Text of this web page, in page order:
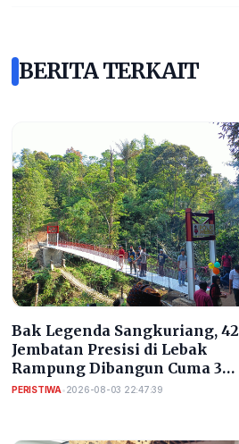
BERITA TERKAIT
Bak Legenda Sangkuriang, 42
Jembatan Presisi di Lebak
Rampung Dibangun Cuma 3
Bulan
PERISTIWA•2026-08-03 22:47:39